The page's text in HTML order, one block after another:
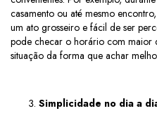
casamento ou até mesmo
um ato grosseiro e fácil de ser
pode checar o horário com maior
situação da forma que achar
Simplicidade no dia a